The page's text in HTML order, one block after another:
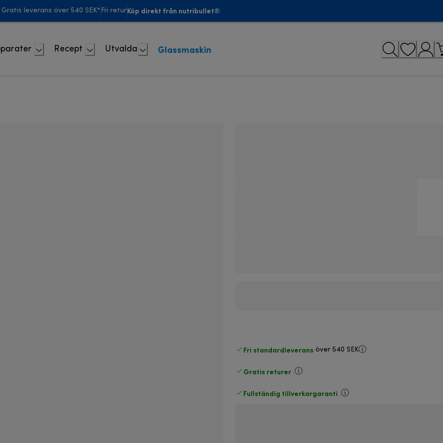
Gratis leverans över 540 SEK* Fri returKöp direkt från nutribullet®
Recept Utvalda Glassmaskin
Fri standardleverans över 540 SEK
Gratis returer .
Fullständig tillverkargaranti .